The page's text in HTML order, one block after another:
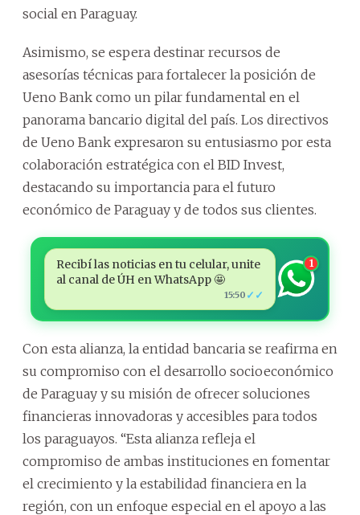
social en Paraguay.
Asimismo, se espera destinar recursos de
asesorías técnicas para fortalecer la posición de
Ueno Bank como un pilar fundamental en el
panorama bancario digital del país. Los directivos
de Ueno Bank expresaron su entusiasmo por esta
colaboración estratégica con el BID Invest,
destacando su importancia para el futuro
económico de Paraguay y de todos sus clientes.
Recibí las noticias en tu celular, unite
al canal de ÚH en WhatsApp 🤩
15:50 ✓✓
1
Con esta alianza, la entidad bancaria se reafirma en
su compromiso con el desarrollo socioeconómico
de Paraguay y su misión de ofrecer soluciones
financieras innovadoras y accesibles para todos
los paraguayos. “Esta alianza refleja el
compromiso de ambas instituciones en fomentar
el crecimiento y la estabilidad financiera en la
región, con un enfoque especial en el apoyo a las